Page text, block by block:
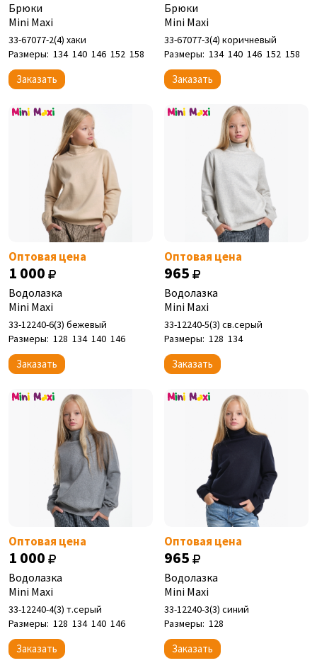
Брюки
Mini Maxi
33-67077-2(4) хаки
Размеры: 134 140 146 152 158
Заказать
Брюки
Mini Maxi
33-67077-3(4) коричневый
Размеры: 134 140 146 152 158
Заказать
Оптовая цена
1 000
Водолазка
Mini Maxi
33-12240-6(3) бежевый
Размеры: 128 134 140 146
Заказать
Оптовая цена
965
Водолазка
Mini Maxi
33-12240-5(3) св.серый
Размеры: 128 134
Заказать
Оптовая цена
1 000
Водолазка
Mini Maxi
33-12240-4(3) т.серый
Размеры: 128 134 140 146
Заказать
Оптовая цена
965
Водолазка
Mini Maxi
33-12240-3(3) синий
Размеры: 128
Заказать